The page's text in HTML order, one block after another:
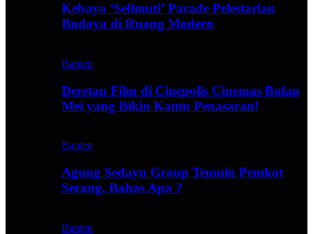
Kebaya ‘Selimuti’ Parade Pelestarian
Budaya di Ruang Modern
Banten
Deretan Film di Cinepolis Cinemas Bulan
Mei yang Bikin Kamu Penasaran!
Banten
Agung Sedayu Group Temuin Pemkot
Serang, Bahas Apa ?
Banten